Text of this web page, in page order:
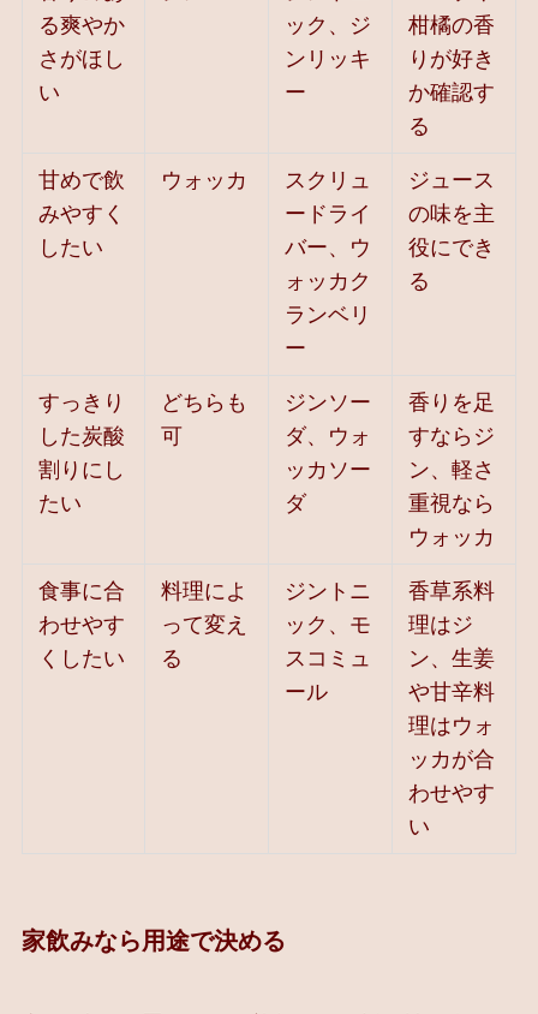
る爽やか
さがほし
い
ック、ジ
ンリッキ
ー
柑橘の香
りが好き
か確認す
る
甘めで飲
みやすく
したい
ウォッカ
スクリュ
ードライ
バー、ウ
ォッカク
ランベリ
ー
ジュース
の味を主
役にでき
る
すっきり
した炭酸
割りにし
たい
どちらも
可
ジンソー
ダ、ウォ
ッカソー
ダ
香りを足
すならジ
ン、軽さ
重視なら
ウォッカ
食事に合
わせやす
くしたい
料理によ
って変え
る
ジントニ
ック、モ
スコミュ
ール
香草系料
理はジ
ン、生姜
や甘辛料
理はウォ
ッカが合
わせやす
い
家飲みなら用途で決める